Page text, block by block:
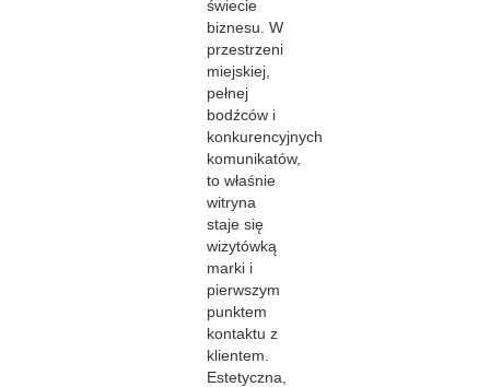
świecie
biznesu. W
przestrzeni
miejskiej,
pełnej
bodźców i
konkurencyjnych
komunikatów,
to właśnie
witryna
staje się
wizytówką
marki i
pierwszym
punktem
kontaktu z
klientem.
Estetyczna,